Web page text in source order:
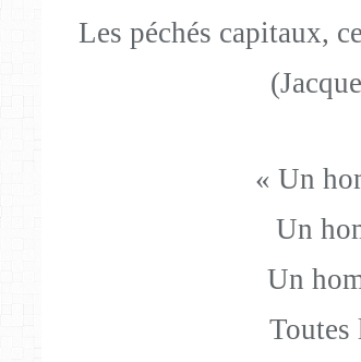
Les péchés capitaux,
« Un
Un
Un
Toutes